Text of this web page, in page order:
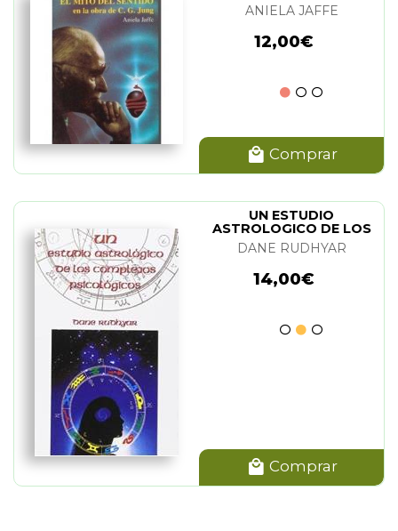
ANIELA JAFFE
12,00€
Comprar
UN ESTUDIO
ASTROLOGICO DE LOS
COMPLEJOS
PSICOLOGICOS
DANE RUDHYAR
14,00€
Comprar